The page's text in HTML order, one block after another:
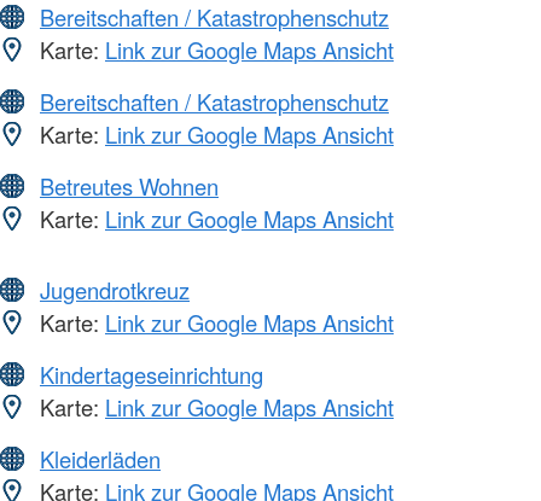
Bereitschaften / Katastrophenschutz
Karte: Link zur Google Maps Ansicht
Bereitschaften / Katastrophenschutz
Karte: Link zur Google Maps Ansicht
Betreutes Wohnen
Karte: Link zur Google Maps Ansicht
Jugendrotkreuz
Karte: Link zur Google Maps Ansicht
Kindertageseinrichtung
Karte: Link zur Google Maps Ansicht
Kleiderläden
Karte: Link zur Google Maps Ansicht